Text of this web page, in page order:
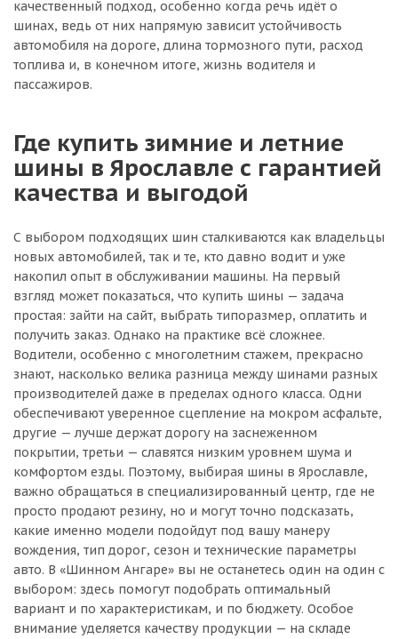
качественный подход, особенно когда речь идёт о
шинах, ведь от них напрямую зависит устойчивость
автомобиля на дороге, длина тормозного пути, расход
топлива и, в конечном итоге, жизнь водителя и
пассажиров.
Где купить зимние и летние
шины в Ярославле с гарантией
качества и выгодой
С выбором подходящих шин сталкиваются как владельцы
новых автомобилей, так и те, кто давно водит и уже
накопил опыт в обслуживании машины. На первый
взгляд может показаться, что купить шины — задача
простая: зайти на сайт, выбрать типоразмер, оплатить и
получить заказ. Однако на практике всё сложнее.
Водители, особенно с многолетним стажем, прекрасно
знают, насколько велика разница между шинами разных
производителей даже в пределах одного класса. Одни
обеспечивают уверенное сцепление на мокром асфальте,
другие — лучше держат дорогу на заснеженном
покрытии, третьи — славятся низким уровнем шума и
комфортом езды. Поэтому, выбирая шины в Ярославле,
важно обращаться в специализированный центр, где не
просто продают резину, но и могут точно подсказать,
какие именно модели подойдут под вашу манеру
вождения, тип дорог, сезон и технические параметры
авто. В «Шинном Ангаре» вы не останетесь один на один с
выбором: здесь помогут подобрать оптимальный
вариант и по характеристикам, и по бюджету. Особое
внимание уделяется качеству продукции — на складе